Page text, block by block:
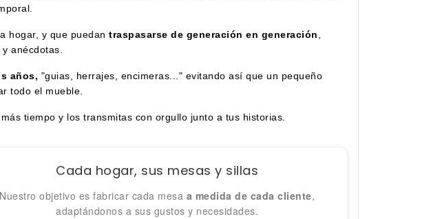
hogar, y que puedantraspasarse de generación en generación,
anécdotas.
años, "guias, herrajes, encimeras..." evitando así que un pequeño
todo el mueble.
tiempo y los transmitas con orgullo junto a tus historias.
Cada hogar, sus mesas y sillas
Nuestro objetivo es fabricar cada mesa a medida de cada cliente,
adaptándonos a sus gustos y necesidades.